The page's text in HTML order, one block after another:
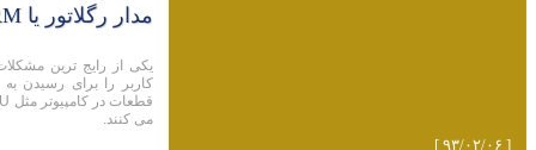
مدار رگلاتور یا VRM چیست؟
یکی از رایج ترین
می کنند.
[ ۹۳/۰۲/۰۶ ]